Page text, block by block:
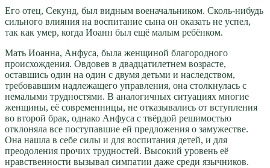
Его отец, Секунд, был видным военачальником. Сколь-нибудь
сильного влияния на воспитание сына он оказать не успел,
так как умер, когда Иоанн был ещё малым ребёнком.
Мать Иоанна, Анфуса, была женщиной благородного
происхождения. Овдовев в двадцатилетнем возрасте,
оставшись один на один с двумя детьми и наследством,
требовавшим надлежащего управления, она столкнулась с
немалыми трудностями. В аналогичных ситуациях многие
женщины, её современницы, не отказывались от вступления
во второй брак, однако Анфуса с твёрдой решимостью
отклоняла все поступавшие ей предложения о замужестве.
Она нашла в себе силы и для воспитания детей, и для
преодоления прочих трудностей. Высокий уровень её
нравственности вызывал симпатии даже среди язычников.